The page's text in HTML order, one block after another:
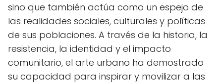
sino que también actúa como un espejo de
las realidades sociales, culturales y políticas
de sus poblaciones. A través de la historia, la
resistencia, la identidad y el impacto
comunitario, el arte urbano ha demostrado
su capacidad para inspirar y movilizar a las